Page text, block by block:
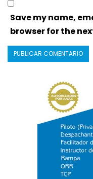
Save my name,
browser for the